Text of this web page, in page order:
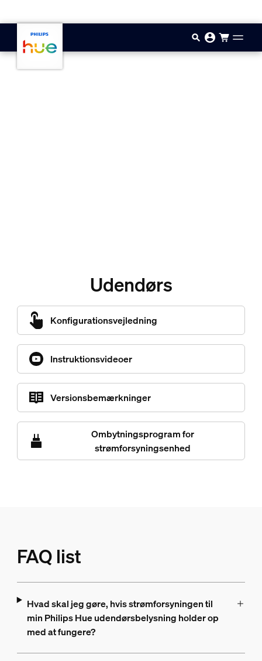
Udendørs
Konfigurationsvejledning
Instruktionsvideoer
Versionsbemærkninger
Ombytningsprogram for
strømforsyningsenhed
FAQ list
Hvad skal jeg gøre, hvis strømforsyningen til
min Philips Hue udendørsbelysning holder op
med at fungere?